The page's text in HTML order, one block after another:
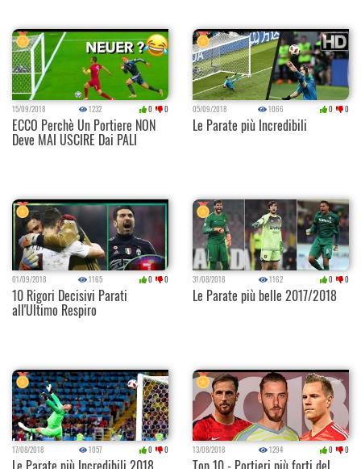
15/09/2018 1232 0 0
ECCO Perchè Un Portiere NON
Deve MAI USCIRE Dai PALI
05/09/2018 1066 0 0
Le Parate più Incredibili
01/09/2018 1165 0 0
10 Rigori Decisivi Parati
all'Ultimo Respiro
31/08/2018 1162 0 0
Le Parate più belle 2017/2018
17/08/2018 1057 0 0 13/08/2018 1294 0 0